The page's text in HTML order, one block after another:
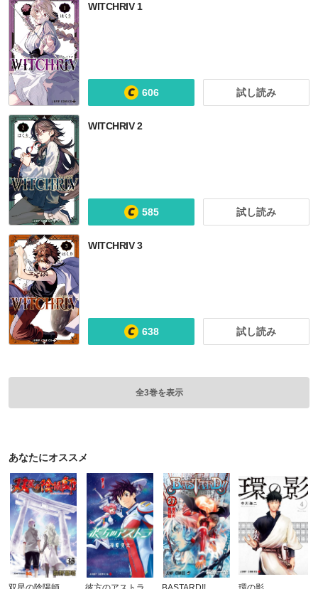
WITCHRIV 1
606 試し読み
WITCHRIV 2
585 試し読み
WITCHRIV 3
638 試し読み
全3巻を表示
あなたにオススメ